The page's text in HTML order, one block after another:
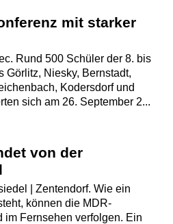
mit starker
Rund 500 Schüler der 8. bis
Görlitz, Niesky, Bernstadt,
Kodersdorf und
sich am 26. September 2...
von der
| Zentendorf. Wie ein
können die MDR-
im Fernsehen verfolgen. Ein